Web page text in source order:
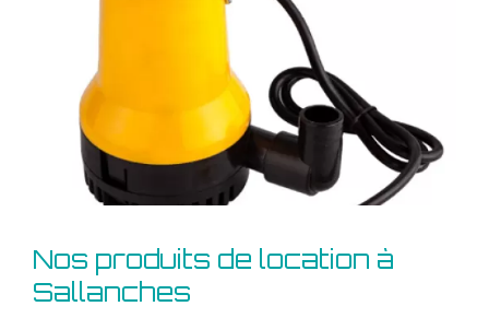
Nos produits de location à
Sallanches